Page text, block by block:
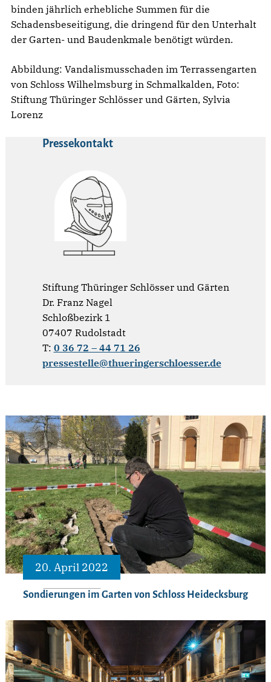
binden jährlich erhebliche Summen für die
Schadensbeseitigung, die dringend für den Unterhalt
der Garten- und Baudenkmale benötigt würden.
Abbildung: Vandalismusschaden im Terrassengarten
von Schloss Wilhelmsburg in Schmalkalden, Foto:
Stiftung Thüringer Schlösser und Gärten, Sylvia
Lorenz
Pressekontakt
Stiftung Thüringer Schlösser und Gärten
Dr. Franz Nagel
Schloßbezirk 1
07407 Rudolstadt
T: 0 36 72 – 44 71 26
pressestelle@thueringerschloesser.de
20. April 2022
Sondierungen im Garten von Schloss Heidecksburg